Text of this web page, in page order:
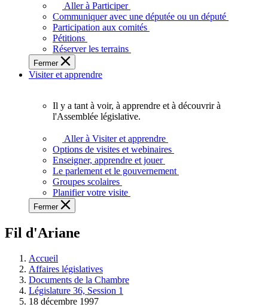
plein
potentiel,
l'Assemblée
a
besoin
de
Aller à Participer
Communiquer avec une députée ou un député
Participation aux comités
Pétitions
Réserver les terrains
Fermer
Visiter et apprendre
voir,
apprendre
et
à
à
législative.
Il y a tant à voir, à apprendre et à découvrir à
l'Assemblée législative.
Aller à Visiter et apprendre
Options de visites et webinaires
Enseigner, apprendre et jouer
Le parlement et le gouvernement
Groupes scolaires
Planifier votre visite
Fermer
Fil d'Ariane
Accueil
Affaires législatives
Documents de la Chambre
Législature 36, Session 1
18 décembre 1997